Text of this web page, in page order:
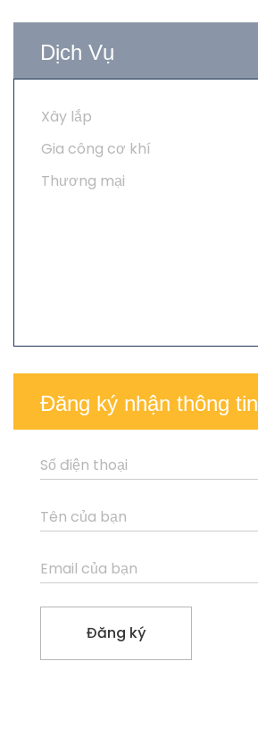
Dịch Vụ
Xây lắp
Gia công cơ khí
Thương mại
Đăng ký nhận thông tin